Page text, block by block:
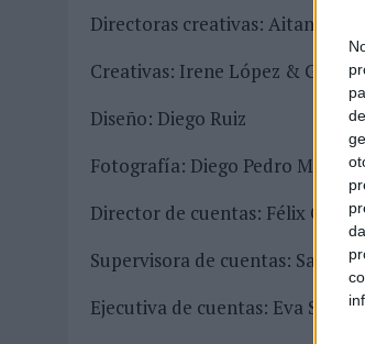
Directoras creativas: Aitana
Creativas: Irene López & Gisela
Diseño: Diego Ruiz
Fotografía: Diego Pedro
Director de cuentas: Félix
Supervisora de cuentas: Sara
Ejecutiva de cuentas: Eva